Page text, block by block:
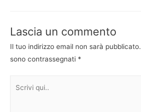
Lascia un commento
Il tuo indirizzo email non sarà pubblicato.
sono contrassegnati *